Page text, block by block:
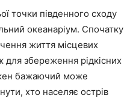
точки південного сходу
океанаріум. Спочатку
життя місцевих
збереження рідкісних
бажаючий може
хто населяє острів